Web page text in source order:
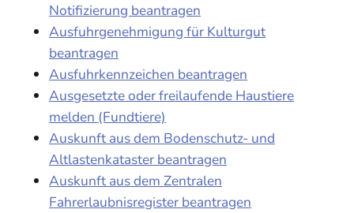
Notifizierung beantragen
Ausfuhrgenehmigung für Kulturgut
beantragen
Ausfuhrkennzeichen beantragen
Ausgesetzte oder freilaufende Haustiere
melden (Fundtiere)
Auskunft aus dem Bodenschutz- und
Altlastenkataster beantragen
Auskunft aus dem Zentralen
Fahrerlaubnisregister beantragen